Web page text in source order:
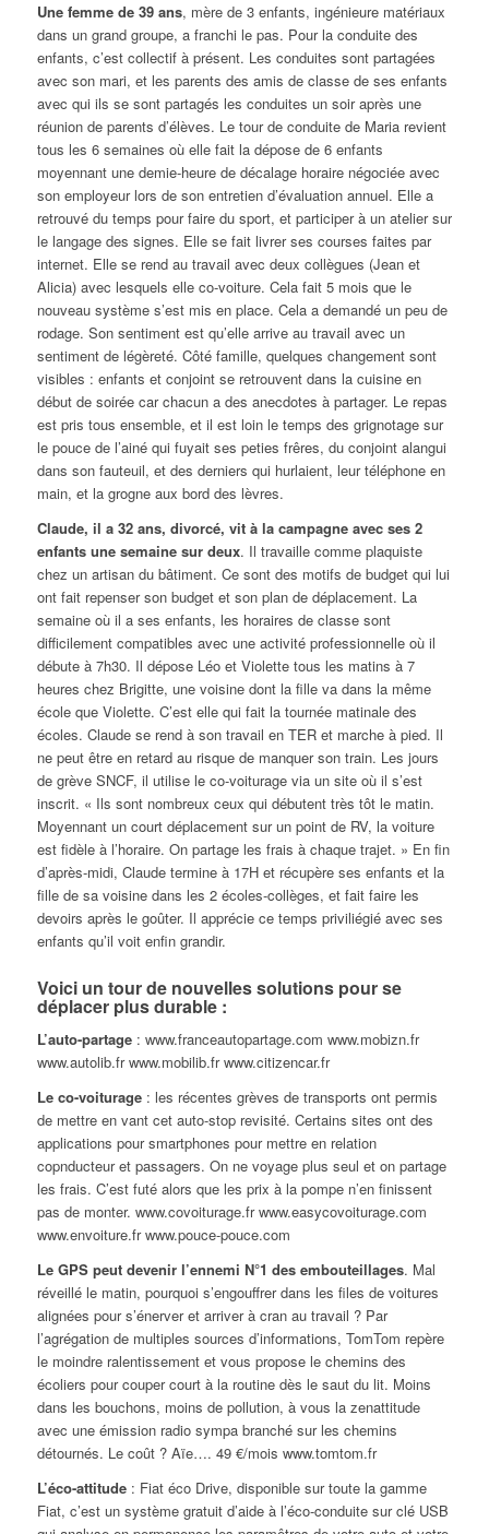
Une femme de 39 ans, mère de 3 enfants, ingénieure matériaux
dans un grand groupe, a franchi le pas. Pour la conduite des
enfants, c’est collectif à présent. Les conduites sont partagées
avec son mari, et les parents des amis de classe de ses enfants
avec qui ils se sont partagés les conduites un soir après une
réunion de parents d’élèves. Le tour de conduite de Maria revient
tous les 6 semaines où elle fait la dépose de 6 enfants
moyennant une demie-heure de décalage horaire négociée avec
son employeur lors de son entretien d’évaluation annuel. Elle a
retrouvé du temps pour faire du sport, et participer à un atelier sur
le langage des signes. Elle se fait livrer ses courses faites par
internet. Elle se rend au travail avec deux collègues (Jean et
Alicia) avec lesquels elle co-voiture. Cela fait 5 mois que le
nouveau système s’est mis en place. Cela a demandé un peu de
rodage. Son sentiment est qu’elle arrive au travail avec un
sentiment de légèreté. Côté famille, quelques changement sont
visibles : enfants et conjoint se retrouvent dans la cuisine en
début de soirée car chacun a des anecdotes à partager. Le repas
est pris tous ensemble, et il est loin le temps des grignotage sur
le pouce de l’ainé qui fuyait ses peties frêres, du conjoint alangui
dans son fauteuil, et des derniers qui hurlaient, leur téléphone en
main, et la grogne aux bord des lèvres.
Claude, il a 32 ans, divorcé, vit à la campagne avec ses 2
enfants une semaine sur deux. Il travaille comme plaquiste
chez un artisan du bâtiment. Ce sont des motifs de budget qui lui
ont fait repenser son budget et son plan de déplacement. La
semaine où il a ses enfants, les horaires de classe sont
difficilement compatibles avec une activité professionnelle où il
débute à 7h30. Il dépose Léo et Violette tous les matins à 7
heures chez Brigitte, une voisine dont la fille va dans la même
école que Violette. C’est elle qui fait la tournée matinale des
écoles. Claude se rend à son travail en TER et marche à pied. Il
ne peut être en retard au risque de manquer son train. Les jours
de grève SNCF, il utilise le co-voiturage via un site où il s’est
inscrit. « Ils sont nombreux ceux qui débutent très tôt le matin.
Moyennant un court déplacement sur un point de RV, la voiture
est fidèle à l’horaire. On partage les frais à chaque trajet. » En fin
d’après-midi, Claude termine à 17H et récupère ses enfants et la
fille de sa voisine dans les 2 écoles-collèges, et fait faire les
devoirs après le goûter. Il apprécie ce temps priviliégié avec ses
enfants qu’il voit enfin grandir.
Voici un tour de nouvelles solutions pour se
déplacer plus durable :
L’auto-partage: www.franceautopartage.com www.mobizn.fr
www.autolib.fr www.mobilib.fr www.citizencar.fr
Le co-voiturage: les récentes grèves de transports ont permis
de mettre en vant cet auto-stop revisité. Certains sites ont des
applications pour smartphones pour mettre en relation
copnducteur et passagers. On ne voyage plus seul et on partage
les frais. C’est futé alors que les prix à la pompe n’en finissent
pas de monter. www.covoiturage.fr www.easycovoiturage.com
www.envoiture.fr www.pouce-pouce.com
Le GPS peut devenir l’ennemi N°1 des embouteillages. Mal
réveillé le matin, pourquoi s’engouffrer dans les files de voitures
alignées pour s’énerver et arriver à cran au travail ? Par
l’agrégation de multiples sources d’informations, TomTom repère
le moindre ralentissement et vous propose le chemins des
écoliers pour couper court à la routine dès le saut du lit. Moins
dans les bouchons, moins de pollution, à vous la zenattitude
avec une émission radio sympa branché sur les chemins
détournés. Le coût ? Aïe…. 49 €/mois www.tomtom.fr
L’éco-attitude : Fiat éco Drive, disponible sur toute la gamme
Fiat, c’est un système gratuit d’aide à l’éco-conduite sur clé USB